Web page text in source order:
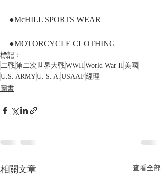
●McHILL SPORTS WEAR
●MOTORCYCLE CLOTHING
標記：
二戰第二次世界大戰WWII World War II 美國
U.S. ARMYU. S. A. USAAF經理
圖書
相關文章 查看全部